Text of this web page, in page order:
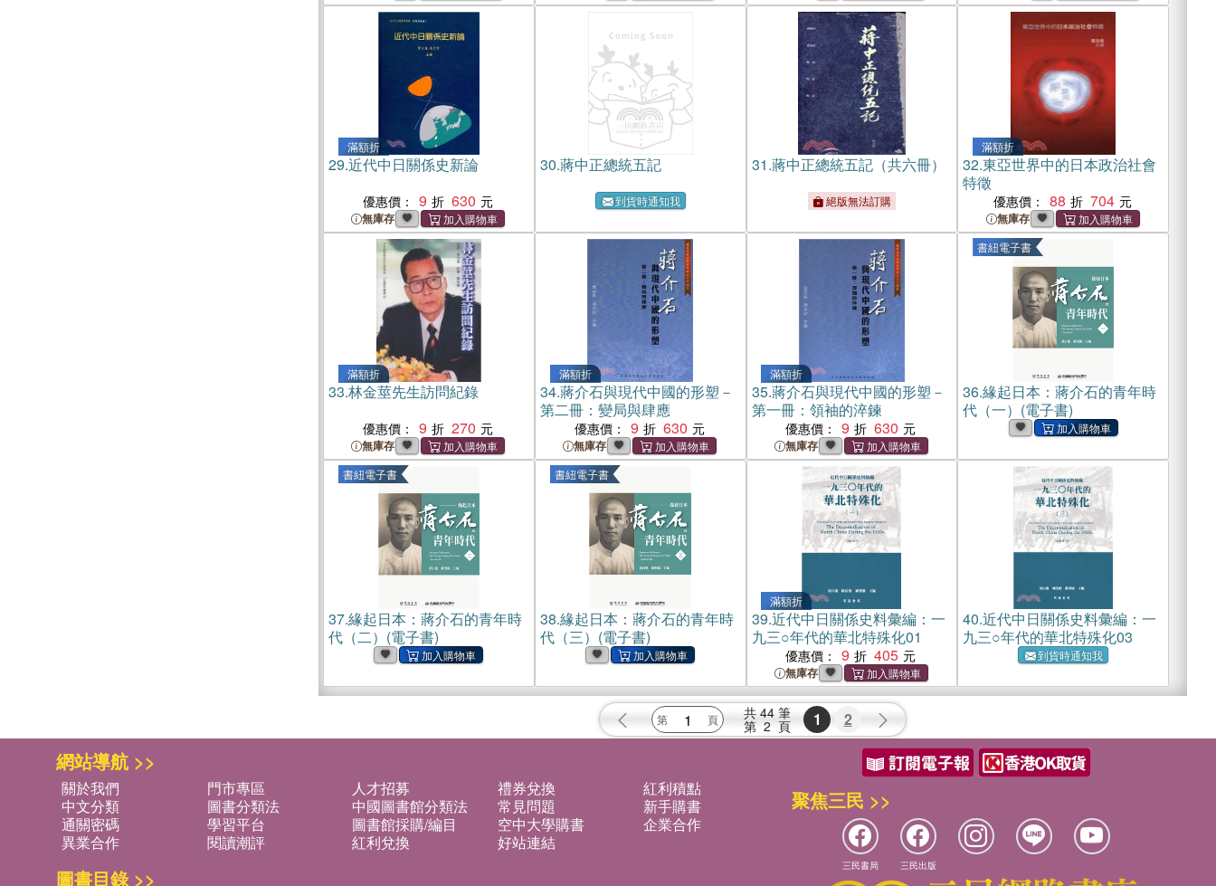
滿額折
29.近代中日關係史新論
優惠價： 9 630
無庫存
30.蔣中正總統五記
到貨時通知我
31.蔣中正總統五記（共六冊）
絕版無法訂購
滿額折
32.東亞世界中的日本政治社會
特徵
優惠價： 88 704
無庫存
滿額折
33.林金莖先生訪問紀錄
優惠價： 9 270
無庫存
滿額折
34.蔣介石與現代中國的形塑－
第二冊：變局與肆應
優惠價： 9 630
無庫存
滿額折
35.蔣介石與現代中國的形塑－
第一冊：領袖的淬鍊
優惠價： 9 630
無庫存
書紐電子書
36.緣起日本：蔣介石的青年時
代（一）(電子書)
書紐電子書
37.緣起日本：蔣介石的青年時
代（二）(電子書)
書紐電子書
38.緣起日本：蔣介石的青年時
代（三）(電子書)
滿額折
39.近代中日關係史料彙編：一
九三○年代的華北特殊化01
優惠價： 9 405
無庫存
40.近代中日關係史料彙編：一
九三○年代的華北特殊化03
到貨時通知我
共 44 筆
第 2 頁 1 2
網站導航 >>
關於我們 門市專區 人才招募 禮券兌換
紅利積點
中文分類
圖書分類法 中國圖書館分類法 常見問題
新手購書
通關密碼
學習平台 圖書館採購/編目 空中大學購書
企業合作
異業合作
閱讀潮評 紅利兌換 好站連結
圖書目錄 >>
聚焦三民 >>
三民書局 三民出版